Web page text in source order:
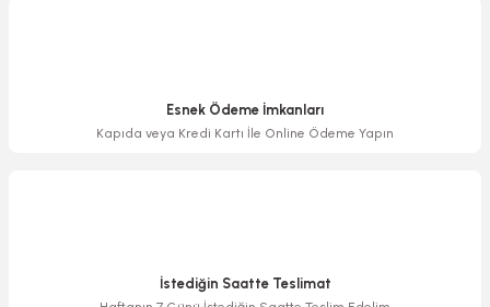
Esnek Ödeme İmkanları
Kapıda veya Kredi Kartı İle Online Ödeme Yapın
İstediğin Saatte Teslimat